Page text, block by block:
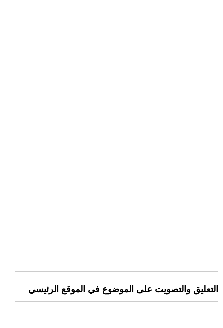
التعليق والتصويت على الموضوع في الموقع الرئيسي